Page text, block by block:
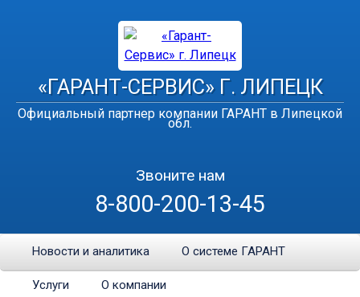
«ГАРАНТ-СЕРВИС» Г. ЛИПЕЦК
Официальный партнер компании ГАРАНТ в Липецкой
обл.
Звоните нам
8-800-200-13-45
Новости и аналитика О системе ГАРАНТ
Услуги О компании